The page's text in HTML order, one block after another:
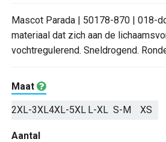
Mascot Parada | 50178-870 | 018-
materiaal dat zich aan de
vochtregulerend. Sneldrogend.
Maat
2XL-3XL4XL-5XL L-XL S-M XS
Aantal